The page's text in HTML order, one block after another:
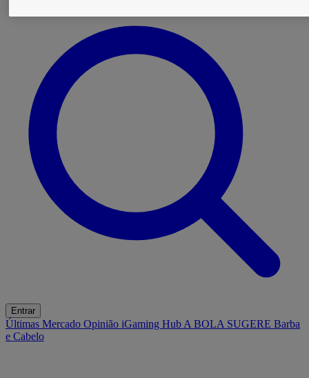
Entrar
Últimas Mercado Opinião iGaming Hub A BOLA SUGERE Barba
e Cabelo